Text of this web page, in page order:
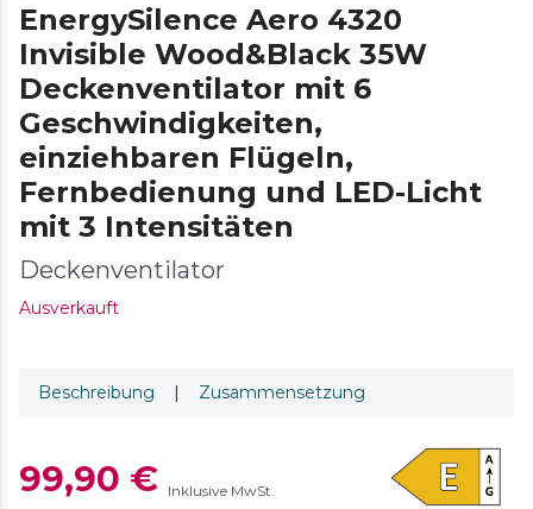
EnergySilence Aero 4320
Invisible Wood&Black 35W
Deckenventilator mit 6
Geschwindigkeiten,
einziehbaren Flügeln,
Fernbedienung und LED-Licht
mit 3 Intensitäten
Deckenventilator
Ausverkauft
Beschreibung | Zusammensetzung
99,90 € Inklusive MwSt.